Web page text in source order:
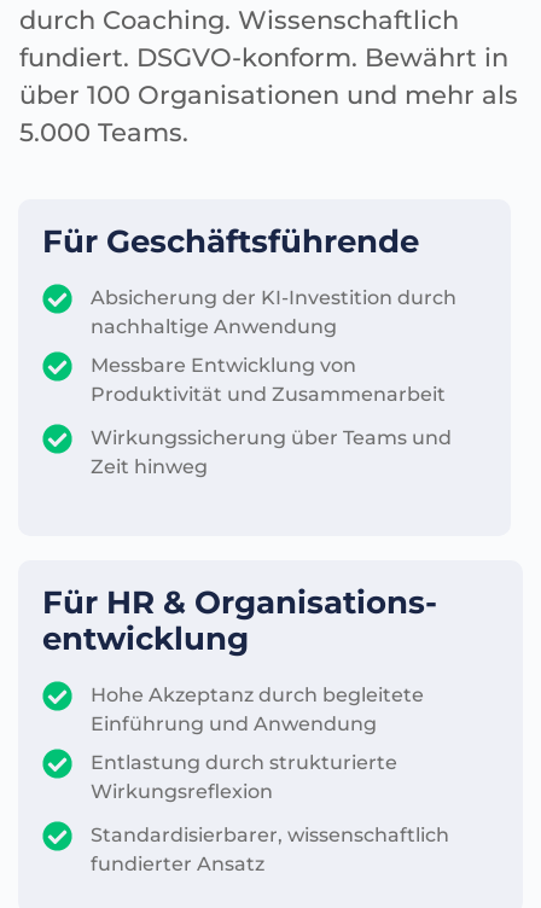
durch Coaching. Wissenschaftlich
fundiert. DSGVO-konform. Bewährt in
über 100 Organisationen und mehr als
5.000 Teams.
Für Geschäftsführende
Absicherung der KI-Investition durch
nachhaltige Anwendung
Messbare Entwicklung von
Produktivität und Zusammenarbeit
Wirkungssicherung über Teams und
Zeit hinweg
Für HR & Organisations-
entwicklung
Hohe Akzeptanz durch begleitete
Einführung und Anwendung
Entlastung durch strukturierte
Wirkungsreflexion
Standardisierbarer, wissenschaftlich
fundierter Ansatz